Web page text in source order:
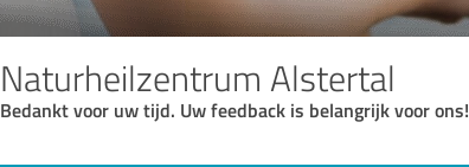
Naturheilzentrum Alstertal
Bedankt voor uw tijd. Uw feedback is belangrijk voor ons!